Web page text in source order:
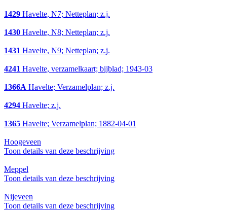
1429 Havelte, N7; Netteplan; z.j.
1430 Havelte, N8; Netteplan; z.j.
1431 Havelte, N9; Netteplan; z.j.
4241 Havelte, verzamelkaart; bijblad; 1943-03
1366A Havelte; Verzamelplan; z.j.
4294 Havelte; z.j.
1365 Havelte; Verzamelplan; 1882-04-01
Hoogeveen
Toon details van deze beschrijving
Meppel
Toon details van deze beschrijving
Nijeveen
Toon details van deze beschrijving